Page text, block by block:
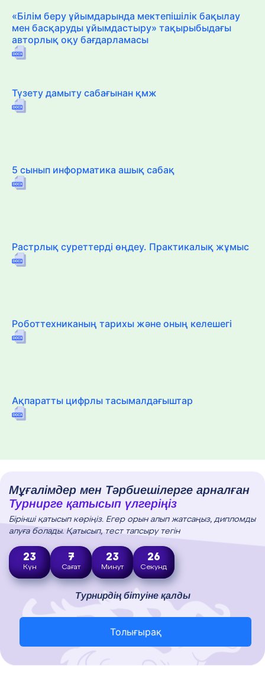
«Білім беру ұйымдарында мектепішілік бақылау
мен басқаруды ұйымдастыру» тақырыбыдағы
авторлық оқу бағдарламасы
Түзету дамыту сабағынан қмж
5 сынып информатика ашық сабақ
Растрлық суреттерді өңдеу. Практикалық жұмыс
Роботтехниканың тарихы және оның келешегі
Ақпаратты цифрлы тасымалдағыштар
Мұғалімдер мен Тәрбиешілерге арналған
Турнирге қатысып үлгеріңіз
Бірінші қатысып көріңіз. Егер орын алып жатсаңыз, дипломды
алуға болады. Қатысып, тест тапсыру тегін
23
Күн
7
Сағат
23
Минут
25
Секунд
Турнирдің бітуіне қалды
Толығырақ